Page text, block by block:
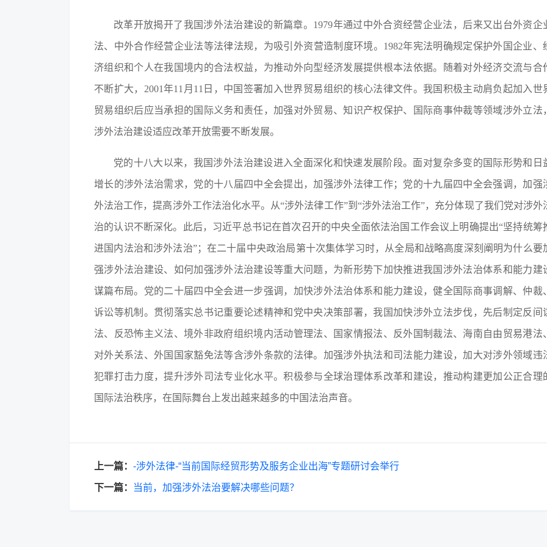
改革开放揭开了我国涉外法治建设的新篇章。 1979年通过中外合资经营企业法，后来又出台外资企
法、中外合作经营企业法等法律法规，为吸引外资营造制度环境。1982年宪法明确规定保护外国企业、
济组织和个人在我国境内的合法权益，为推动外向型经济发展提供根本法依据。随着对外经济交流与合
不断扩大，2001年11月11日，中国签署加入世界贸易组织的核心法律文件。我国积极主动肩负起加入世
贸易组织后应当承担的国际义务和责任，加强对外贸易、知识产权保护、国际商事仲裁等领域涉外立法，
涉外法治建设适应改革开放需要不断发展。
党的十八大以来，我国涉外法治建设进入全面深化和快速发展阶段。面对复杂多变的国际形势和日
增长的涉外法治需求，党的十八届四中全会提出，加强涉外法律工作；党的十九届四中全会强调，加强
外法治工作，提高涉外工作法治化水平。从“涉外法律工作”到“涉外法治工作”，充分体现了我们党对涉外
治的认识不断深化。此后，习近平总书记在首次召开的中央全面依法治国工作会议上明确提出“坚持统筹
进国内法治和涉外法治”；在二十届中央政治局第十次集体学习时，从全局和战略高度深刻阐明为什么要
强涉外法治建设、如何加强涉外法治建设等重大问题，为新形势下加快推进我国涉外法治体系和能力建
谋篇布局。党的二十届四中全会进一步强调，加快涉外法治体系和能力建设，健全国际商事调解、仲裁、
诉讼等机制。贯彻落实总书记重要论述精神和党中央决策部署，我国加快涉外立法步伐，先后制定反间
法、反恐怖主义法、境外非政府组织境内活动管理法、国家情报法、反外国制裁法、海南自由贸易港法、
对外关系法、外国国家豁免法等含涉外条款的法律。加强涉外执法和司法能力建设，加大对涉外领域违
犯罪打击力度，提升涉外司法专业化水平。积极参与全球治理体系改革和建设，推动构建更加公正合理
国际法治秩序，在国际舞台上发出越来越多的中国法治声音。
上一篇： -涉外法律-“当前国际经贸形势及服务企业出海”专题研讨会举行
下一篇： 当前，加强涉外法治要解决哪些问题？